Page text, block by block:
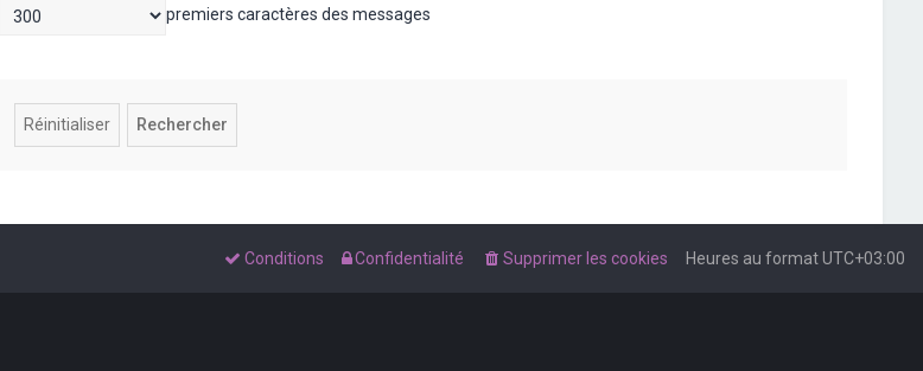
premiers caractères des messages
Heures au formatUTC+03:00
Supprimer les cookies
Confidentialité
Conditions